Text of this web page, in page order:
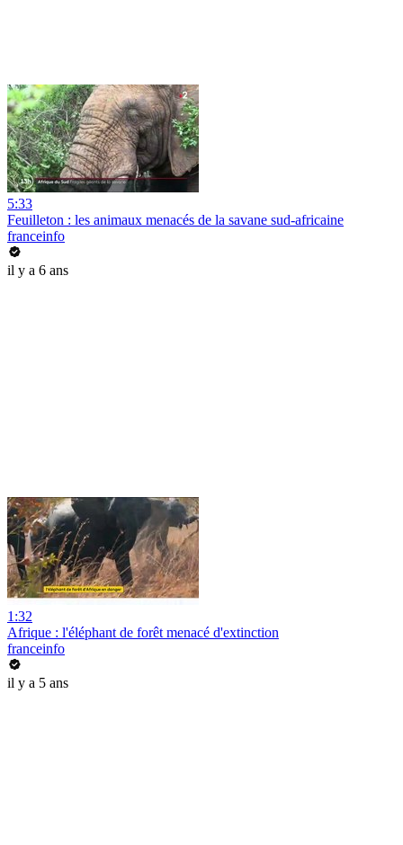
5:33
Feuilleton : les animaux menacés de la savane sud-africaine
franceinfo
il y a 6 ans
1:32
​Afrique : l'éléphant de forêt menacé d'extinction
franceinfo
il y a 5 ans